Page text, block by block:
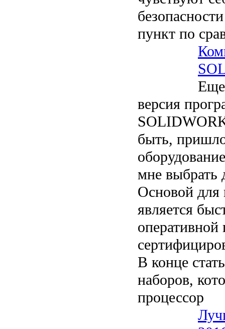
пункт по
Еще
версия
быть,
мне выбрать
Основой для
является
оперативной
В конце
наборов,
процессор